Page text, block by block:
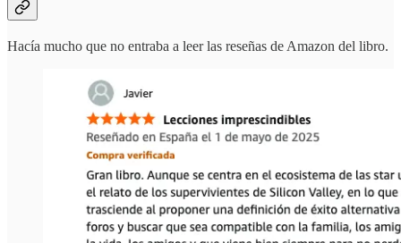
Hacía mucho que no entraba a leer las reseñas de Amazon del libro.